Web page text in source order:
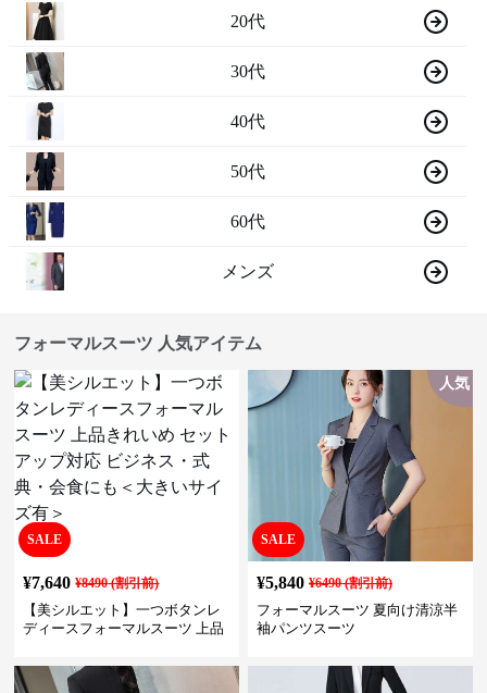
20代
30代
40代
50代
60代
メンズ
フォーマルスーツ 人気アイテム
SALE
¥7,640 ¥8490(割引前)
【美シルエット】一つボタンレ
ディースフォーマルスーツ 上品
ネス・式典・会食にも＜大きい
サイズ有＞
SALE
人気
¥5,840 ¥6490(割引前)
フォーマルスーツ 夏向け清涼半
袖パンツスーツ